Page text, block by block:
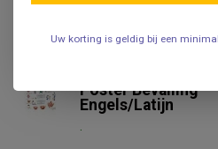
.
Poster Bevalling -
Engels/Latijn
.
Uw korting is geldig bij een